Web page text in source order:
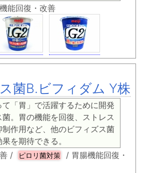
能回復・改善
菌B.ビフィダム Y株
「胃」で活躍するために開発
。胃の機能を回復、ストレス
作用など、他のビフィズス菌
を期待できる。
/
ピロリ菌対策
/ 胃腸機能回復・